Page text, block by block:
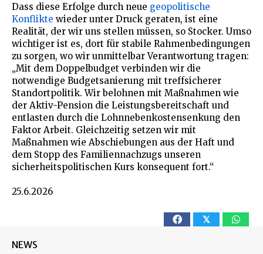
Dass diese Erfolge durch neue geopolitische
Konflikte wieder unter Druck geraten, ist eine
Realität, der wir uns stellen müssen, so Stocker. Umso
wichtiger ist es, dort für stabile Rahmenbedingungen
zu sorgen, wo wir unmittelbar Verantwortung tragen:
„Mit dem Doppelbudget verbinden wir die
notwendige Budgetsanierung mit treffsicherer
Standortpolitik. Wir belohnen mit Maßnahmen wie
der Aktiv-Pension die Leistungsbereitschaft und
entlasten durch die Lohnnebenkostensenkung den
Faktor Arbeit. Gleichzeitig setzen wir mit
Maßnahmen wie Abschiebungen aus der Haft und
dem Stopp des Familiennachzugs unseren
sicherheitspolitischen Kurs konsequent fort.“
25.6.2026
𝕏
NEWS